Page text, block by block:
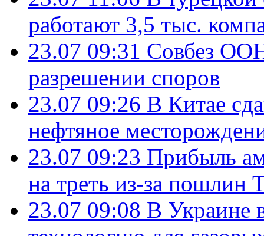
работают 3,5 тыс.
23.07 09:31 Совбез
разрешении споров
23.07 09:26 В Китае
нефтяное
23.07 09:23 Прибыль
на треть из-за пошлин
23.07 09:08 В Украине